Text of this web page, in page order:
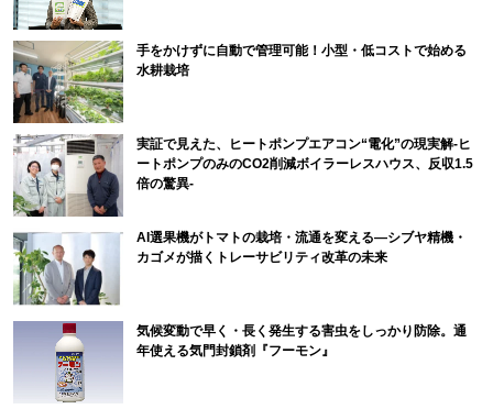
手をかけずに自動で管理可能！小型・低コストで始める
水耕栽培
実証で見えた、ヒートポンプエアコン“電化”の現実解-ヒ
ートポンプのみのCO2削減ボイラーレスハウス、反収1.5
倍の驚異-
AI選果機がトマトの栽培・流通を変える―シブヤ精機・
カゴメが描くトレーサビリティ改革の未来
気候変動で早く・長く発生する害虫をしっかり防除。通
年使える気門封鎖剤『フーモン』